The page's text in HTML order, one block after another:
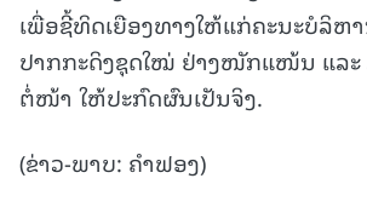
ເພື່ອຊີ້ທິດເຍືອງທາງໃຫ້ແກ່ຄະນະບໍລິຫ
ປາກກະດິງຊຸດໃໝ່ ຢ່າງໜັກແໜ້ນ ແລະ
ຕໍ່ໜ້າ ໃຫ້ປະກົດຜົນເປັນຈິງ.
(ຂ່າວ-ພາບ: ຄຳຟອງ)